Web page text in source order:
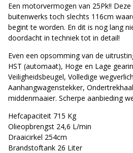
Een motorvermogen van 25Pk!!
buitenwerks toch slechts 116cm
begint te worden. En dit is nog lang
doordacht in techniek tot in detail!
Even een opsomming van de
HST (automaat), Hoge en Lage
Veiligheidsbeugel, Volledige
Aanhangwagenstekker,
middenmaaier. Scherpe aanbieding
Hefcapaciteit 715 Kg
Olieopbrengst 24,6 L/min
Draaicirkel 254cm
Brandstoftank 26 Liter